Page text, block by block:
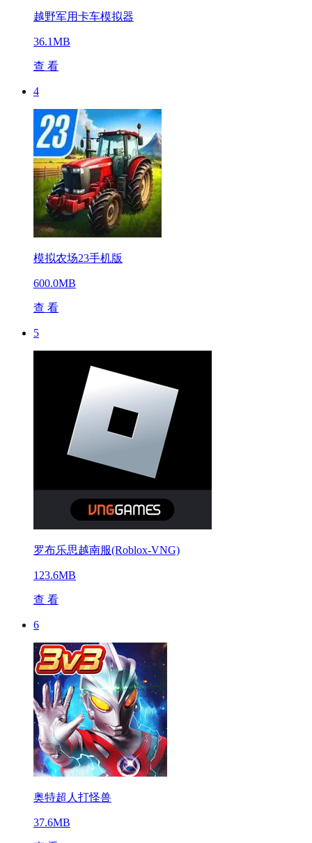
越野军用卡车模拟器
36.1MB
查 看
4
模拟农场23手机版
600.0MB
查 看
5
罗布乐思越南服(Roblox-VNG)
123.6MB
查 看
6
奥特超人打怪兽
37.6MB